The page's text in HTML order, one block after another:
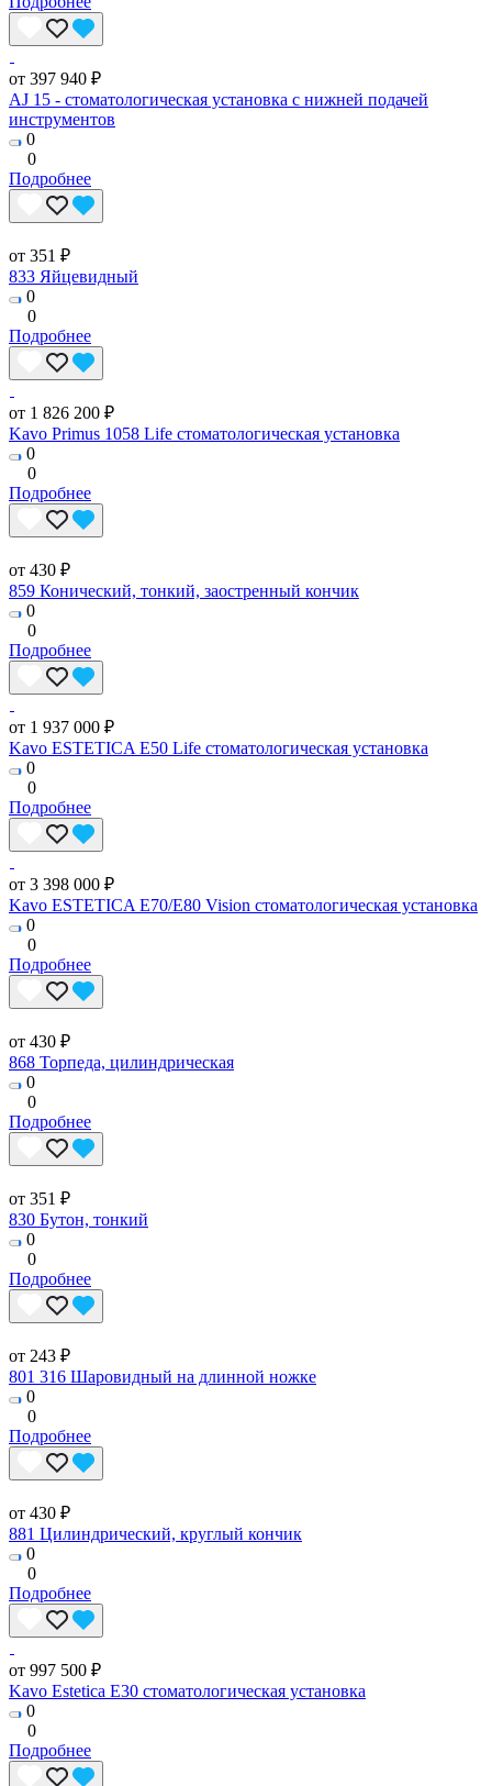
от 397 940 ₽
AJ 15 - стоматологическая установка с нижней подачей
инструментов
0
0
Подробнее
от 351 ₽
833 Яйцевидный
0
0
Подробнее
от 1 826 200 ₽
Kavo Primus 1058 Life стоматологическая установка
0
0
Подробнее
от 430 ₽
859 Конический, тонкий, заостренный кончик
0
0
Подробнее
от 1 937 000 ₽
Kavo ESTETICA E50 Life стоматологическая установка
0
0
Подробнее
от 3 398 000 ₽
Kavo ESTETICA E70/E80 Vision стоматологическая установка
0
0
Подробнее
от 430 ₽
868 Торпеда, цилиндрическая
0
0
Подробнее
от 351 ₽
830 Бутон, тонкий
0
0
Подробнее
от 243 ₽
801 316 Шаровидный на длинной ножке
0
0
Подробнее
от 430 ₽
881 Цилиндрический, круглый кончик
0
0
Подробнее
от 997 500 ₽
Kavo Estetica E30 стоматологическая установка
0
0
Подробнее